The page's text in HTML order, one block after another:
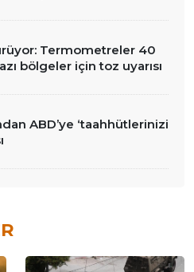
Termometreler 40
bölgeler için toz uyarısı
ABD’ye ‘taahhütlerinizi